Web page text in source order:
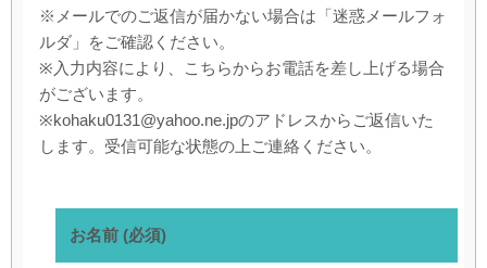
※メールでのご返信が届かない場合は「迷惑メールフォ
ルダ」をご確認ください。
※入力内容により、こちらからお電話を差し上げる場合
がございます。
※kohaku0131@yahoo.ne.jpのアドレスからご返信いた
します。受信可能な状態の上ご連絡ください。
お名前 (必須)